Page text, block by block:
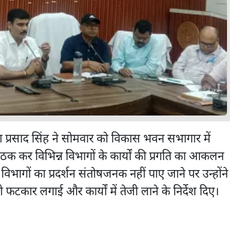
प्रसाद सिंह ने सोमवार को विकास भवन सभागार में
कर विभिन्न विभागों के कार्यों की प्रगति का आकलन
का प्रदर्शन संतोषजनक नहीं पाए जाने पर उन्होंने
लगाई और कार्यों में तेजी लाने के निर्देश दिए।